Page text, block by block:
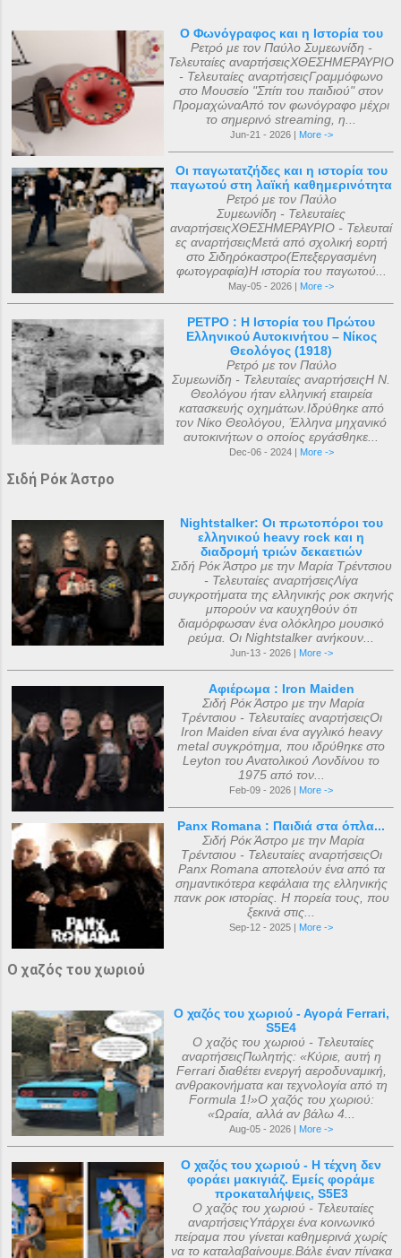
Ο Φωνόγραφος και η Ιστορία του
Ρετρό με τον Παύλο Συμεωνίδη -
Τελευταίες αναρτήσειςΧΘΕΣΗΜΕΡΑΥΡΙΟ
- Τελευταίες αναρτήσειςΓραμμόφωνο
στο Μουσείο "Σπίτι του παιδιού" στον
ΠρομαχώναΑπό τον φωνόγραφο μέχρι
το σημερινό streaming, η...
Jun-21 - 2026 | More ->
Οι παγωτατζήδες και η ιστορία του
παγωτού στη λαϊκή καθημερινότητα
Ρετρό με τον Παύλο
Συμεωνίδη - Τελευταίες
αναρτήσειςΧΘΕΣΗΜΕΡΑΥΡΙΟ - Τελευταί
ες αναρτήσειςΜετά από σχολική εορτή
στο Σιδηρόκαστρο(Επεξεργασμένη
φωτογραφία)Η ιστορία του παγωτού...
May-05 - 2026 | More ->
ΡΕΤΡΟ : Η Ιστορία του Πρώτου
Ελληνικού Αυτοκινήτου – Νίκος
Θεολόγος (1918)
Ρετρό με τον Παύλο
Συμεωνίδη - Τελευταίες αναρτήσειςΗ Ν.
Θεολόγου ήταν ελληνική εταιρεία
κατασκευής οχημάτων.Ιδρύθηκε από
τον Νίκο Θεολόγου, Έλληνα μηχανικό
αυτοκινήτων ο οποίος εργάσθηκε...
Dec-06 - 2024 | More ->
Σιδή Ρόκ Άστρο
Nightstalker: Οι πρωτοπόροι του
ελληνικού heavy rock και η
διαδρομή τριών δεκαετιών
Σιδή Ρόκ Άστρο με την Μαρία Τρέντσιου
- Τελευταίες αναρτήσειςΛίγα
συγκροτήματα της ελληνικής ροκ σκηνής
μπορούν να καυχηθούν ότι
διαμόρφωσαν ένα ολόκληρο μουσικό
ρεύμα. Οι Nightstalker ανήκουν...
Jun-13 - 2026 | More ->
Αφιέρωμα : Iron Maiden
Σιδή Ρόκ Άστρο με την Μαρία
Τρέντσιου - Τελευταίες αναρτήσειςΟι
Iron Maiden είναι ένα αγγλικό heavy
metal συγκρότημα, που ιδρύθηκε στο
Leyton του Ανατολικού Λονδίνου το
1975 από τον...
Feb-09 - 2026 | More ->
Panx Romana : Παιδιά στα όπλα...
Σιδή Ρόκ Άστρο με την Μαρία
Τρέντσιου - Τελευταίες αναρτήσειςΟι
Panx Romana αποτελούν ένα από τα
σημαντικότερα κεφάλαια της ελληνικής
πανκ ροκ ιστορίας. Η πορεία τους, που
ξεκινά στις...
Sep-12 - 2025 | More ->
Ο χαζός του χωριού
Ο χαζός του χωριού - Αγορά Ferrari,
S5E4
Ο χαζός του χωριού - Τελευταίες
αναρτήσειςΠωλητής: «Κύριε, αυτή η
Ferrari διαθέτει ενεργή αεροδυναμική,
ανθρακονήματα και τεχνολογία από τη
Formula 1!»Ο χαζός του χωριού:
«Ωραία, αλλά αν βάλω 4...
Aug-05 - 2026 | More ->
Ο χαζός του χωριού - Η τέχνη δεν
φοράει μακιγιάζ. Εμείς φοράμε
προκαταλήψεις, S5E3
Ο χαζός του χωριού - Τελευταίες
αναρτήσειςΥπάρχει ένα κοινωνικό
πείραμα που γίνεται καθημερινά χωρίς
να το καταλαβαίνουμε.Βάλε έναν πίνακα